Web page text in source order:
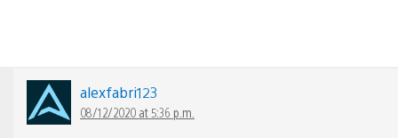
alexfabri123
08/12/2020 at 5:36 p.m.